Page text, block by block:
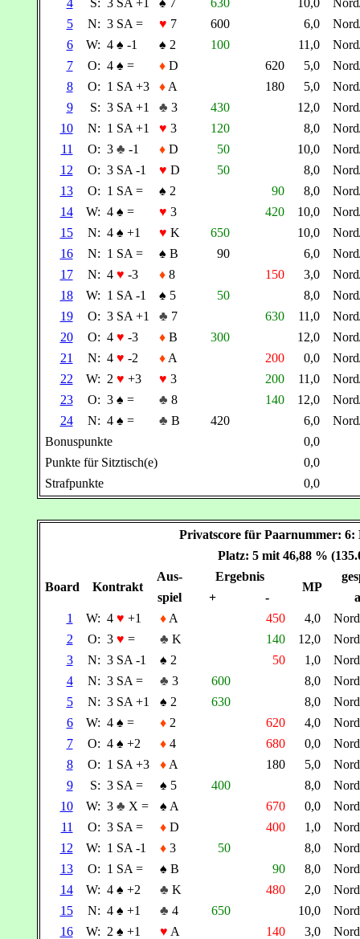
4 S: 3 SA +1 ♠ 7 630 10,0
5
N: 3 SA = ♥ 7 600 6,0
6
W: 4 ♠ -1 ♠ 2 100 11,0
7
O: 4 ♠ = ♦D 620 5,0
8
O: 1 SA +3 ♦A 180 5,0
9
S: 3 SA +1 ♣ 3 430 12,0
10
N: 1 SA +1 ♥ 3 120 8,0
11
O: 3 ♣ -1 ♦D 50 10,0
12
O: 3 SA -1 ♥ D 50 8,0
13
O: 1 SA = ♠ 2 90 8,0
14
W: 4 ♠ = ♥ 3 420 10,0
15
N: 4 ♠ +1 ♥ K 650 10,0
16
N: 1 SA = ♠ B 90 6,0
17
N: 4 ♥ -3 ♦8 150 3,0
18
W: 1 SA -1 ♠ 5 50 8,0
19
O: 3 SA +1 ♣ 7 630 11,0
20
O: 4 ♥ -3 ♦B 300 12,0
21
N: 4 ♥ -2 ♦A 200 0,0
22
W: 2 ♥ +3 ♥ 3 200 11,0
23
O: 3 ♠ = ♣ 8 140 12,0
24
N: 4 ♠ = ♣ B 420 6,0
Bonuspunkte
0,0
Punkte für Sitztisch(e)
0,0
Strafpunkte
0,0
Privatscore für Paarnummer:
Platz: 5 mit 46,88 %
Board Kontrakt
Aus- Ergebnis
MP
spiel
+ -
1
W: 4 ♥ +1 ♦A 450 4,0
2
O: 3 ♥ = ♣ K 140 12,0
3
N: 3 SA -1 ♠ 2 50 1,0
4
N: 3 SA = ♣ 3 600 8,0
5
N: 3 SA +1 ♠ 2 630 8,0
6
W: 4 ♠ = ♦2 620 4,0
7
O: 4 ♠ +2 ♦4 680 0,0
8
O: 1 SA +3 ♦A 180 5,0
9
S: 3 SA = ♠ 5 400 8,0
10
W: 3 ♣ X = ♠ A 670 0,0
11
O: 3 SA = ♦D 400 1,0
12
W: 1 SA -1 ♦3 50 8,0
13
O: 1 SA = ♠ B 90 8,0
14
W: 4 ♠ +2 ♣ K 480 2,0
15
N: 4 ♠ +1 ♣ 4 650 10,0
16
W: 2 ♠ +1 ♥ A 140 3,0